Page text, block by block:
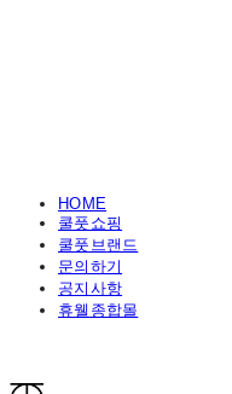
HOME
쿨풋쇼핑
쿨풋브랜드
문의하기
공지사항
휴웰종합몰